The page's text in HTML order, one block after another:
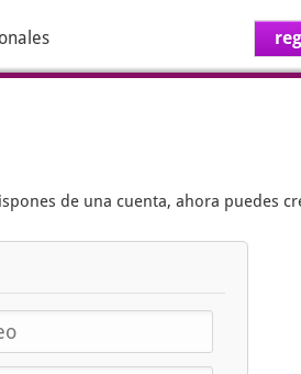
de una cuenta, ahora puedes